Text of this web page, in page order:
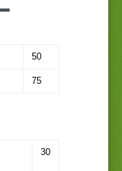
50
75
30